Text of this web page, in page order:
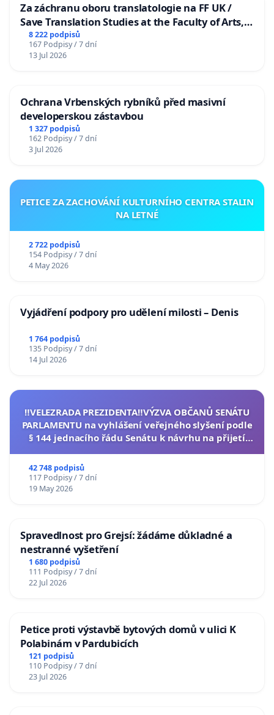
Za záchranu oboru translatologie na FF UK /
Save Translation Studies at the Faculty of Arts,
Charles University
8 222 podpisů
167 Podpisy / 7 dní
13 Jul 2026
Ochrana Vrbenských rybníků před masivní
developerskou zástavbou
1 327 podpisů
162 Podpisy / 7 dní
3 Jul 2026
PETICE ZA ZACHOVÁNÍ KULTURNÍHO CENTRA STALIN
NA LETNÉ
2 722 podpisů
154 Podpisy / 7 dní
4 May 2026
Vyjádření podpory pro udělení milosti – Denis
1 764 podpisů
135 Podpisy / 7 dní
14 Jul 2026
‼️VELEZRADA PREZIDENTA‼️VÝZVA OBČANŮ SENÁTU
PARLAMENTU na vyhlášení veřejného slyšení podle
§ 144 jednacího řádu Senátu k návrhu na přijetí
42 748 podpisů
117 Podpisy / 7 dní
19 May 2026
Spravedlnost pro Grejsí: žádáme důkladné a
nestranné vyšetření
1 680 podpisů
111 Podpisy / 7 dní
22 Jul 2026
Petice proti výstavbě bytových domů v ulici K
Polabinám v Pardubicích
121 podpisů
110 Podpisy / 7 dní
23 Jul 2026